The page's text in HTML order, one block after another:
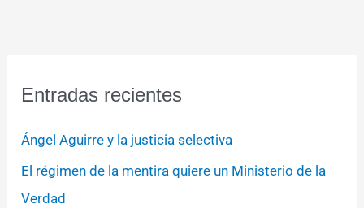
Entradas recientes
Ángel Aguirre y la justicia selectiva
El régimen de la mentira quiere un Ministerio de la
Verdad